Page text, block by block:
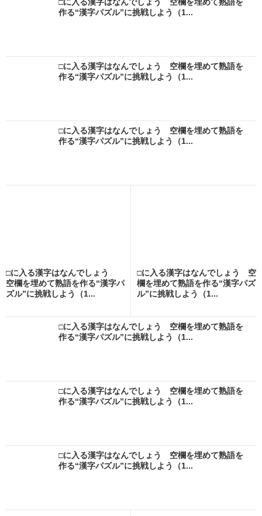
作る“漢字パズル”に挑戦しよう（1...
□に入る漢字はなんでしょう 空欄を埋めて熟語を
作る“漢字パズル”に挑戦しよう（1...
□に入る漢字はなんでしょう 空欄を埋めて熟語を
作る“漢字パズル”に挑戦しよう（1...
□に入る漢字はなんでしょう
空欄を埋めて熟語を作る“漢字パ
ズル”に挑戦しよう（1...
□に入る漢字はなんでしょう 空
欄を埋めて熟語を作る“漢字パズ
ル”に挑戦しよう（1...
□に入る漢字はなんでしょう 空欄を埋めて熟語を
作る“漢字パズル”に挑戦しよう（1...
□に入る漢字はなんでしょう 空欄を埋めて熟語を
作る“漢字パズル”に挑戦しよう（1...
□に入る漢字はなんでしょう 空欄を埋めて熟語を
作る“漢字パズル”に挑戦しよう（1...